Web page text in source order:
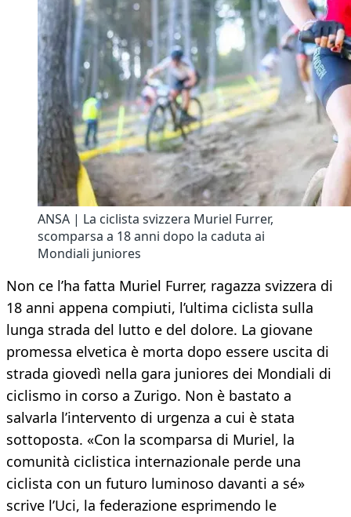
ANSA | La ciclista svizzera Muriel Furrer,
scomparsa a 18 anni dopo la caduta ai
Mondiali juniores
Non ce l’ha fatta Muriel Furrer, ragazza svizzera di
18 anni appena compiuti, l’ultima ciclista sulla
lunga strada del lutto e del dolore. La giovane
promessa elvetica è morta dopo essere uscita di
strada giovedì nella gara juniores dei Mondiali di
ciclismo in corso a Zurigo. Non è bastato a
salvarla l’intervento di urgenza a cui è stata
sottoposta. «Con la scomparsa di Muriel, la
comunità ciclistica internazionale perde una
ciclista con un futuro luminoso davanti a sé»
scrive l’Uci, la federazione esprimendo le